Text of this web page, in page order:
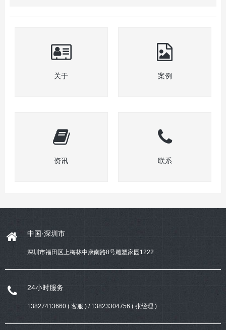
关于 案例
资讯 联系
中国·深圳市
深圳市福田区上梅林中康南路8号雕塑家园1222
24小时服务
13827413660 ( 客服 ) / 13823304756 ( 张经理 )